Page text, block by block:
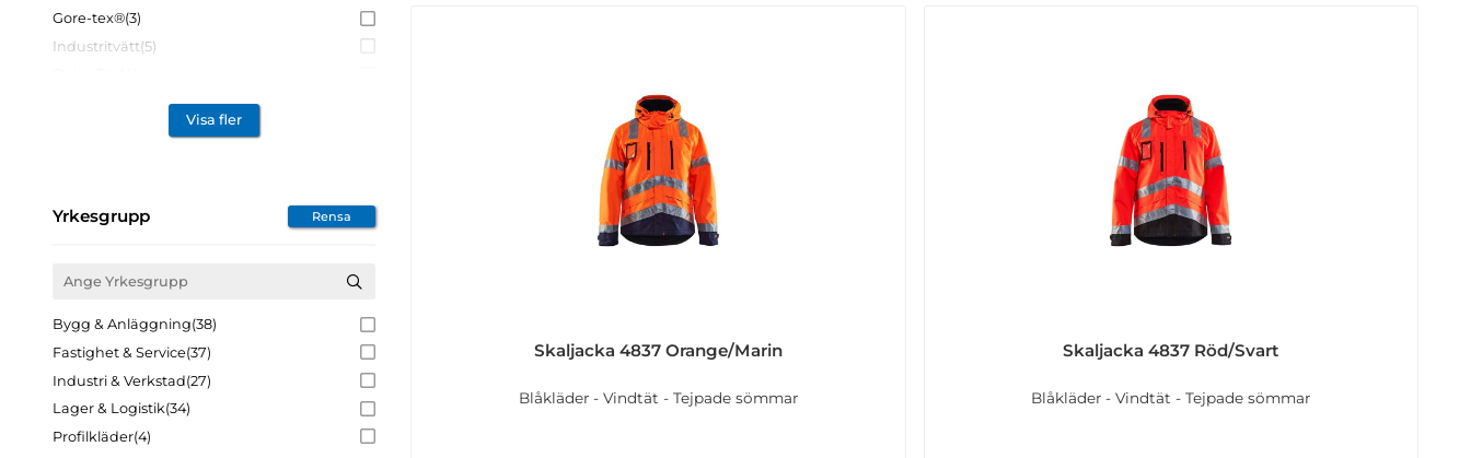
Gore-tex®(3)
Industritvätt(5)
Vattentät(48)
YKK-zip (3)
Året runt(22)
Visa fler
Yrkesgrupp Rensa
Bygg & Anläggning(38)
Fastighet & Service(37)
Industri & Verkstad(27)
Lager & Logistik(34)
Profilkläder(4)
Skaljacka 4837 Orange/Marin
Blåkläder - Vindtät - Tejpade sömmar
Skaljacka 4837 Röd/Svart
Blåkläder - Vindtät - Tejpade sömmar